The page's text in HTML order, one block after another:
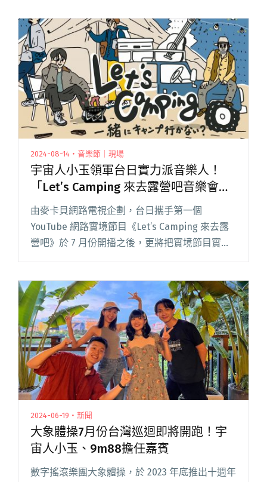
閱讀全文 "Tizzy Bac作客宇宙人小玉、白安
Podcast節目《一個路人經過》 暢聊成團27年荒
謬趣事"
2024-08-14・音樂節｜現場
宇宙人小玉領軍台日實力派音樂人！
「Let’s Camping 來去露營吧音樂會」
將於9/28、9/29登場！
由麥卡貝網路電視企劃，台日攜手第一個
YouTube 網路實境節目《Let’s Camping 來去露
營吧》於 7 月份開播之後，更將把實境節目實體
派音樂人！「Let’s Camping 來去露營吧音樂
會」將於9/28、9/29登場！"
2024-06-19・新聞
大象體操7月份台灣巡迴即將開跑！宇
宙人小玉、9m88擔任嘉賓
數字搖滾樂團大象體操，於 2023 年底推出十週年